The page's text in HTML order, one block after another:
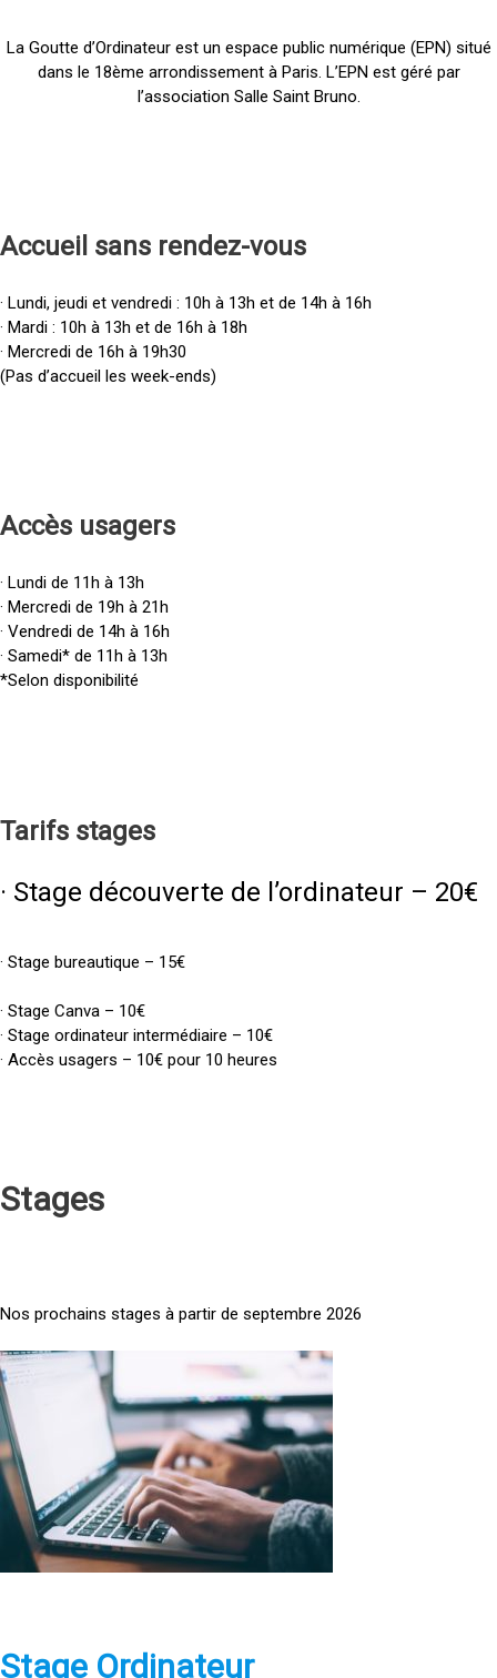
La Goutte d’Ordinateur est un espace public numérique (EPN) situé
dans le 18ème arrondissement à Paris. L’EPN est géré par
l’association Salle Saint Bruno.
Accueil sans rendez-vous
· Lundi, jeudi et vendredi : 10h à 13h et de 14h à 16h
· Mardi : 10h à 13h et de 16h à 18h
· Mercredi de 16h à 19h30
(Pas d’accueil les week-ends)
Accès usagers
· Lundi de 11h à 13h
· Mercredi de 19h à 21h
· Vendredi de 14h à 16h
· Samedi* de 11h à 13h
*Selon disponibilité
Tarifs stages
· Stage découverte de l’ordinateur – 20€
· Stage bureautique – 15€
· Stage Canva – 10€
· Stage ordinateur intermédiaire – 10€
· Accès usagers – 10€ pour 10 heures
Stages
Nos prochains stages à partir de septembre 2026
<
a
h
e
f
pStage Ordinateur